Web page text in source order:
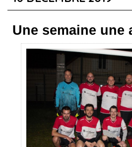
Une semaine une